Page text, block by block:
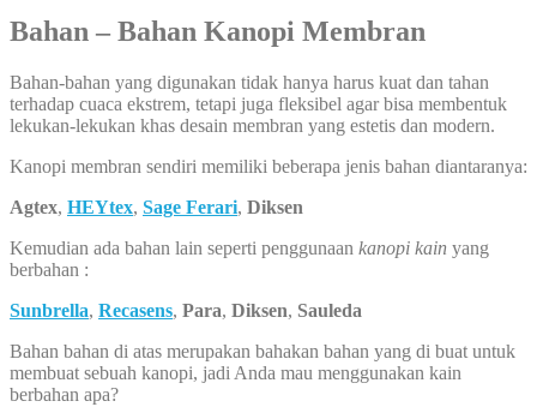
Bahan – Bahan Kanopi Membran
Bahan-bahan yang digunakan tidak hanya harus kuat dan tahan
terhadap cuaca ekstrem, tetapi juga fleksibel agar bisa membentuk
lekukan-lekukan khas desain membran yang estetis dan modern.
Kanopi membran sendiri memiliki beberapa jenis bahan diantaranya:
Agtex, HEYtex, Sage Ferari, Diksen
Kemudian ada bahan lain seperti penggunaan kanopi kain yang
berbahan :
Sunbrella, Recasens, Para, Diksen, Sauleda
Bahan bahan di atas merupakan bahakan bahan yang di buat untuk
membuat sebuah kanopi, jadi Anda mau menggunakan kain
berbahan apa?